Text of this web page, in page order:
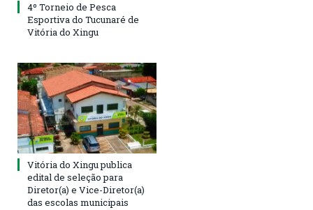
4º Torneio de Pesca
Esportiva do Tucunaré de
Vitória do Xingu
Vitória do Xingu publica
edital de seleção para
Diretor(a) e Vice-Diretor(a)
das escolas municipais